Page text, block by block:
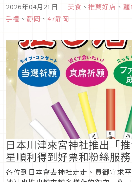
以及烘焙點心，喜歡「貓系」甜點的
2026年04月21日 ｜ 美食 、 推薦好店 、 麵
手禮 、 靜岡 、 47靜岡
日本川津來宮神社推出「
星順利得到好票和粉絲服務
各位到日本會去神社走走、買御守求